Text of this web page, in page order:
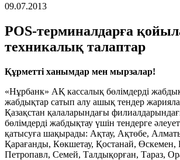
09.07.2013
POS-терминалдарға
техникалық талаптар
Құрметті ханымдар мен мырзалар!
«Нұрбанк» АҚ кассалық бөлімдерді
жабдықтар сатып алу ашық тендер
Қазақстан қалаларындағы
бөлімдерді жабдықтау үшін тендерге
қатысуға шақырады: Ақтау, Ақтөбе,
Қарағанды, Көкшетау, Қостанай, Өскемен,
Петропавл, Семей, Талдықорған, Тараз,